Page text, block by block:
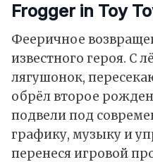
Frogger in Toy
Фееричное
известного героя. С
лягушонок,
обрёл второе
подвели под
графику, музыку и
перенеся игровой